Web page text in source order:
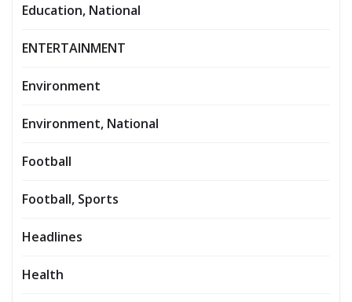
Education, National
ENTERTAINMENT
Environment
Environment, National
Football
Football, Sports
Headlines
Health